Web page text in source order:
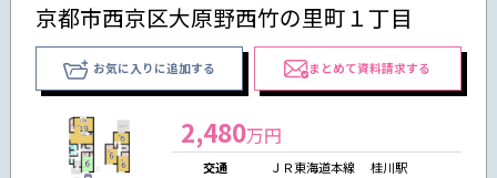
京都市西京区大原野西竹の里町１丁目
お気に入りに追加する まとめて資料請求する
2,480万円
交通
ＪＲ東海道本線 桂川駅